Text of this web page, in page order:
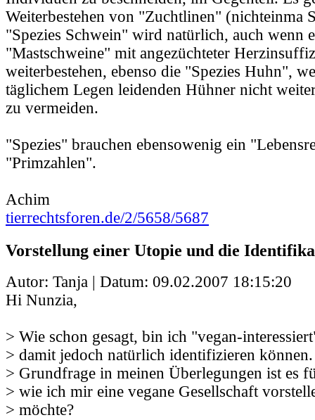
Weiterbestehen von "Zuchtlinen" (nichteinma
"Spezies Schwein" wird natürlich, auch wenn
"Mastschweine" mit angezüchteter
weiterbestehen, ebenso die "Spezies Huhn",
täglichem Legen leidenden Hühner nicht
zu vermeiden.
"Spezies" brauchen ebensowenig ein
"Primzahlen".
Achim
tierrechtsforen.de/2/5658/5687
Vorstellung einer Utopie und die
Autor: Tanja | Datum: 09.02.2007 18:15:20
Hi Nunzia,
> Wie schon gesagt, bin ich "vegan-
> damit jedoch natürlich identifizieren
> Grundfrage in meinen Überlegungen ist es
> wie ich mir eine vegane Gesellschaft
> möchte?